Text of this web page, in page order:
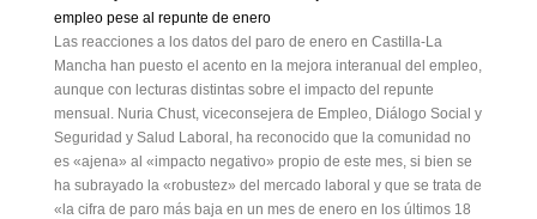
empleo pese al repunte de enero
Las reacciones a los datos del paro de enero en Castilla-La
Mancha han puesto el acento en la mejora interanual del empleo,
aunque con lecturas distintas sobre el impacto del repunte
mensual. Nuria Chust, viceconsejera de Empleo, Diálogo Social y
Seguridad y Salud Laboral, ha reconocido que la comunidad no
es «ajena» al «impacto negativo» propio de este mes, si bien se
ha subrayado la «robustez» del mercado laboral y que se trata de
«la cifra de paro más baja en un mes de enero en los últimos 18